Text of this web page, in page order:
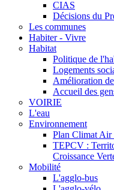
CIAS
Décisions du
Les communes
Habiter - Vivre
Habitat
Politique de
Logements
Amélioration
Accueil des
VOIRIE
L'eau
Environnement
Plan Climat Air
TEPCV :
Croissance
Mobilité
L'agglo-bus